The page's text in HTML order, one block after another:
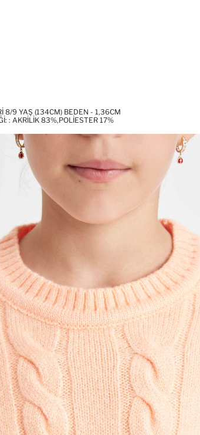
8/9 YAŞ (134CM) BEDEN - 1,36CM
: AKRILIK 83%,POLIESTER 17%